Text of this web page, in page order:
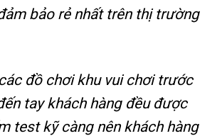
bảo rẻ nhất trên thị trường
đồ chơi khu vui chơi trước
tay khách hàng đều được
test kỹ càng nên khách hàng